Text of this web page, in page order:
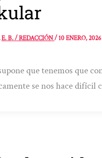
E. B. / REDACCIÓN/10 ENERO, 2026
que tenemos que
se nos hace difícil